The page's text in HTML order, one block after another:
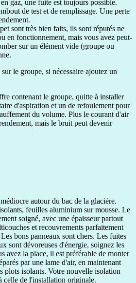
gaz, une fuite est toujours possible.
de test et de remplissage. Une perte
sont très bien faits, ils sont réputés ne
en fonctionnement, mais vous avez peut-
sur un élément vide (groupe ou
le groupe, si nécessaire ajoutez un
contenant le groupe, quitte à installer
d'aspiration et un de refoulement pour
du volume. Plus le courant d'air
mais le bruit peut devenir
autour du bac de la glacière.
feuilles aluminium sur mousse. Le
soigné, avec une épaisseur partout
et recouvrements parfaitement
bons panneaux sont chers. Les fuites
sont dévoreuses d'énergie, soignez les
avez la place, il est préférable de monter
par une lame d'air, en maintenant
plots isolants. Votre nouvelle isolation
celle de l'installation originale.